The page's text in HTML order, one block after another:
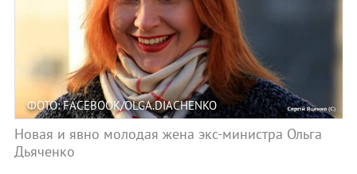
ФОТО: FACEBOOK/OLGA.DIACHENKO
Новая и явно молодая жена экс-министра Ольга
Дьяченко